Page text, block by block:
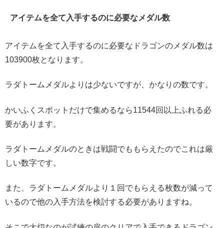
アイテムを全て入手するのに必要なメダル数
アイテムを全て入手するのに必要なドラゴンのメダル数は
103900枚となります。
ラダトームメダルよりは少ないですが、かなりの数です。
かいふくスポットだけで集めるなら11544回以上ふれる必
要があります。
ラダトームメダルのときは戦闘でももらえたのでこれは厳
しい数字です。
また、ラダトームメダルより１回でもらえる枚数が減って
いるので他の入手方法を検討する必要がありますね。